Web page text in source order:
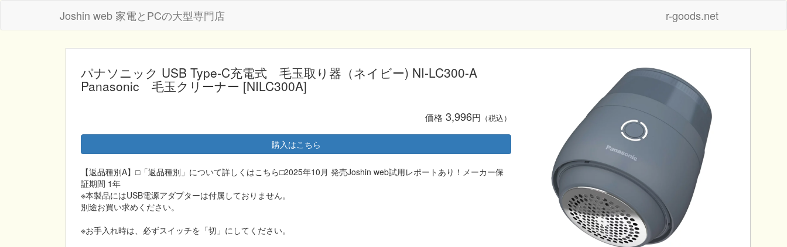
Joshin web 家電とPCの大型専門店 r-goods.net
パナソニック USB Type-C充電式 毛玉取り器（ネイビー) NI-LC300-A
Panasonic 毛玉クリーナー [NILC300A]
価格 3,996円 （税込）
購入はこちら
【返品種別A】□「返品種別」について詳しくはこちら□2025年10月 発売Joshin web試用レポートあり！メーカー保
証期間 1年
※本製品にはUSB電源アダプターは付属しておりません。
別途お買い求めください。
※お手入れ時は、必ずスイッチを「切」にしてください。